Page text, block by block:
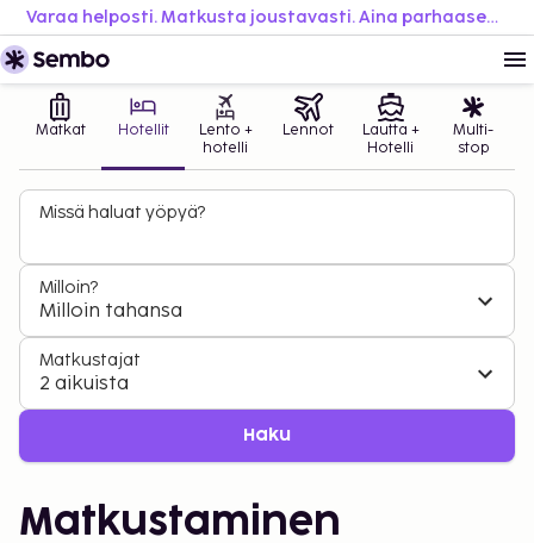
Varaa helposti. Matkusta joustavasti. Aina parhaaseen hintaan.
Matkat Hotellit
Lento +
hotelli
Lennot
Lautta +
Hotelli
Multi-
stop
Missä haluat yöpyä?
Milloin?
Milloin tahansa
Matkustajat
2 aikuista
Haku
Matkustaminen